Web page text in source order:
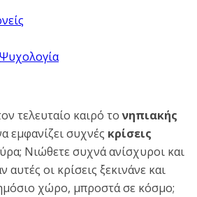
Ψυχολογία
τελευταίο καιρό τονηπιακής
εμφανίζει συχνές κρίσεις
Νιώθετε συχνά ανίσχυροι και
αυτές οι κρίσεις ξεκινάνε και
χώρο, μπροστά σε κόσμο;